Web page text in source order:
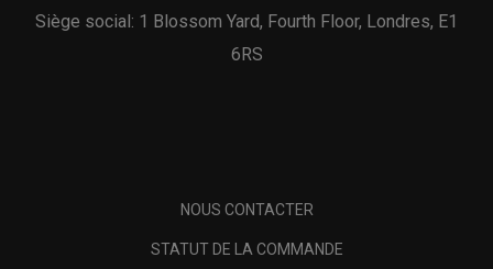
Siège social: 1 Blossom Yard, Fourth Floor, Londres, E1
6RS
NOUS CONTACTER
STATUT DE LA COMMANDE